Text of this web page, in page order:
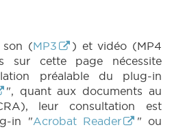
son (MP3
) et vidéo (MP4
sur cette page nécessite
préalable du plug-in
", quant aux documents au
leur consultation est
in "Acrobat Reader
" ou